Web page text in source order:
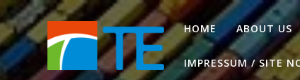
Zum
Inhalt
springen
HOME ABOUT US
IMPRESSUM / SITE